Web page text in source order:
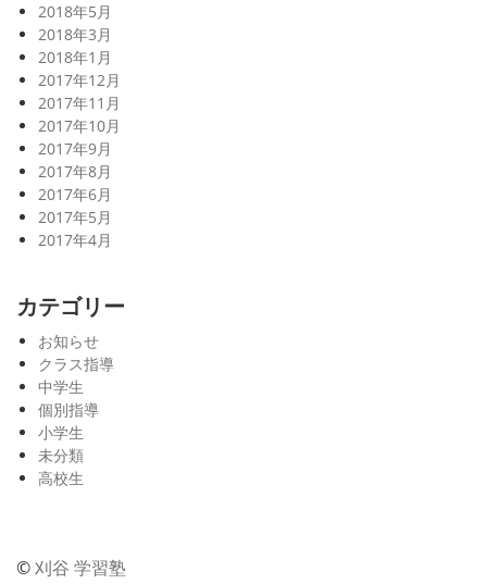
2018年5月
2018年3月
2018年1月
2017年12月
2017年11月
2017年10月
2017年9月
2017年8月
2017年6月
2017年5月
2017年4月
カテゴリー
お知らせ
クラス指導
中学生
個別指導
小学生
未分類
高校生
©刈谷 学習塾